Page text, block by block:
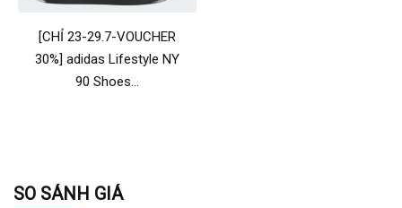
[CHỈ 23-29.7-VOUCHER
30%] adidas Lifestyle NY
90 Shoes…
SO SÁNH GIÁ